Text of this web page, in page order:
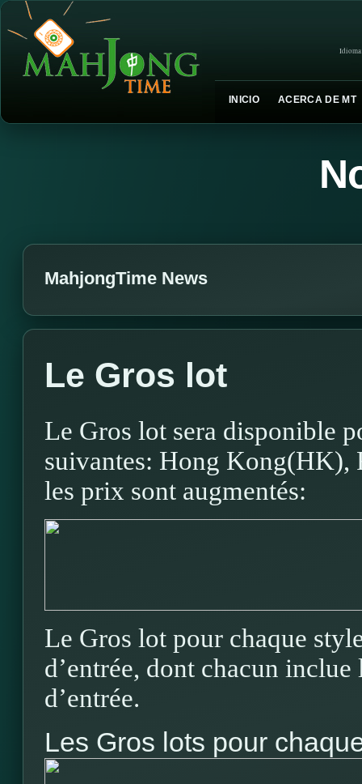
INICIO ACERCA DE MT
MahjongTime News
Le Gros lot
Le Gros lot sera disponible
suivantes: Hong Kong(HK),
les prix sont augmentés:
Le Gros lot pour chaque
d’entrée, dont chacun
d’entrée.
Les Gros lots pour